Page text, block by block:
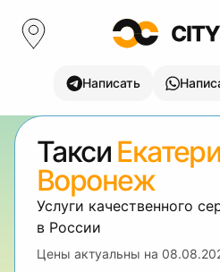
Написать
Такси
Воронеж
Услуги качественного
в России
Цены актуальны на